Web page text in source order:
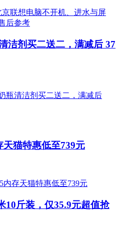
洁剂买二送二，满减后 37
猫特惠低至739元
10斤装，仅35.9元超值抢